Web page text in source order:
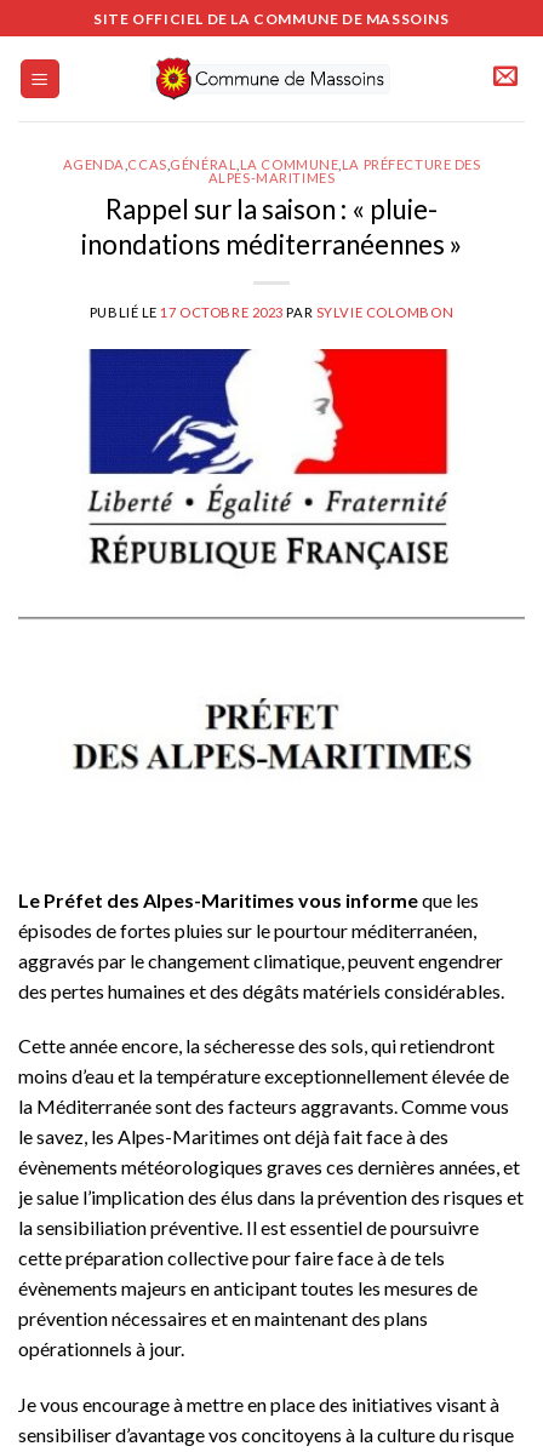
au
contenu
SITE OFFICIEL DE LA COMMUNE DE MASSOINS
AGENDA CCAS GÉNÉRAL LA COMMUNE LA PRÉFECTURE DES
ALPES-MARITIMES
Rappel sur la saison : « pluie-
inondations méditerranéennes »
PUBLIÉ LE 17 OCTOBRE 2023 PAR SYLVIE COLOMBON
Le Préfet des Alpes-Maritimes vous informeque les
épisodes de fortes pluies sur le pourtour méditerranéen,
aggravés par le changement climatique, peuvent engendrer
des pertes humaines et des dégâts matériels considérables.
Cette année encore, la sécheresse des sols, qui retiendront
moins d’eau et la température exceptionnellement élevée de
la Méditerranée sont des facteurs aggravants. Comme vous
le savez, les Alpes-Maritimes ont déjà fait face à des
évènements météorologiques graves ces dernières années, et
je salue l’implication des élus dans la prévention des risques et
la sensibiliation préventive. Il est essentiel de poursuivre
cette préparation collective pour faire face à de tels
évènements majeurs en anticipant toutes les mesures de
prévention nécessaires et en maintenant des plans
opérationnels à jour.
Je vous encourage à mettre en place des initiatives visant à
sensibiliser d’avantage vos concitoyens à la culture du risque